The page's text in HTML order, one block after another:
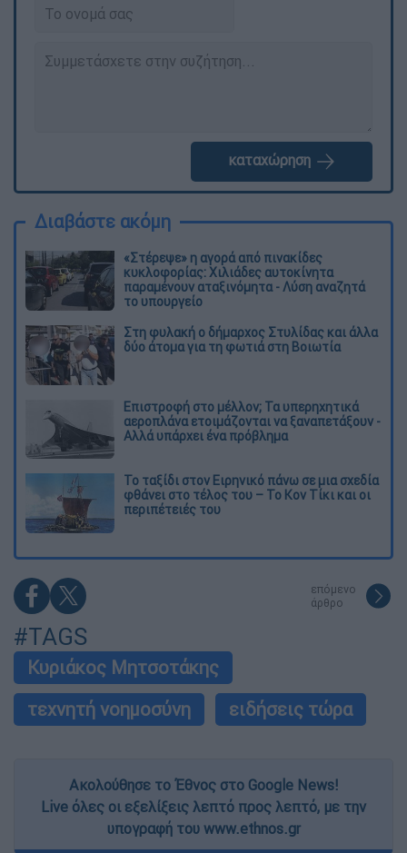
καταχώρηση
Διαβάστε ακόμη
«Στέρεψε» η αγορά από πινακίδες
κυκλοφορίας: Χιλιάδες αυτοκίνητα
παραμένουν αταξινόμητα - Λύση αναζητά
το υπουργείο
Στη φυλακή ο δήμαρχος Στυλίδας και άλλα
δύο άτομα για τη φωτιά στη Βοιωτία
Επιστροφή στο μέλλον; Τα υπερηχητικά
αεροπλάνα ετοιμάζονται να ξαναπετάξουν -
Αλλά υπάρχει ένα πρόβλημα
Το ταξίδι στον Ειρηνικό πάνω σε μια σχεδία
φθάνει στο τέλος του – Το Κον Τίκι και οι
περιπέτειές του
επόμενο
άρθρο
#TAGS
Κυριάκος Μητσοτάκης
τεχνητή νοημοσύνη
ειδήσεις τώρα
Ακολούθησε το Έθνος στο Google News!
Live όλες οι εξελίξεις λεπτό προς λεπτό, με την
υπογραφή του www.ethnos.gr